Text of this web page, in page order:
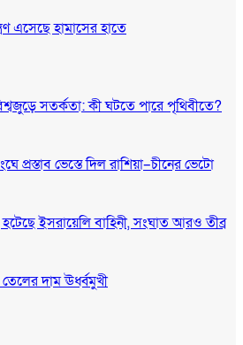
এসেছে হামাসের হাতে
সতর্কতা: কী ঘটতে পারে পৃথিবীতে?
প্রস্তাব ভেস্তে দিল রাশিয়া–চীনের ভেটো
ইসরায়েলি বাহিনী, সংঘাত আরও তীব্র
তেলের দাম ঊর্ধ্বমুখী